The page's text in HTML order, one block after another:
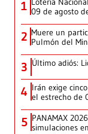
1 09 de agosto
2 Muere un
Pulmón del
3 Último adiós:
4 Irán exige
el estrecho de
5 PANAMAX
simulaciones